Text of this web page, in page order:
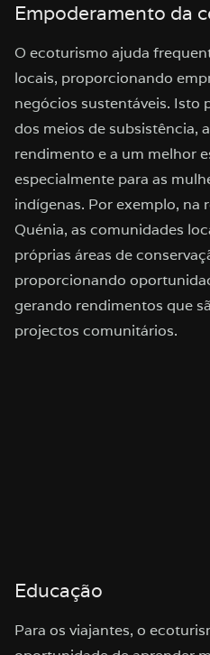
Empoderamento da
O ecoturismo ajuda
locais, proporcionando
negócios sustentáveis. Isto
dos meios de subsistência,
rendimento e a um melhor
especialmente para as
indígenas. Por exemplo, na
Quénia, as comunidades
próprias áreas de
proporcionando
gerando rendimentos que
projectos comunitários.
Educação
Para os viajantes, o